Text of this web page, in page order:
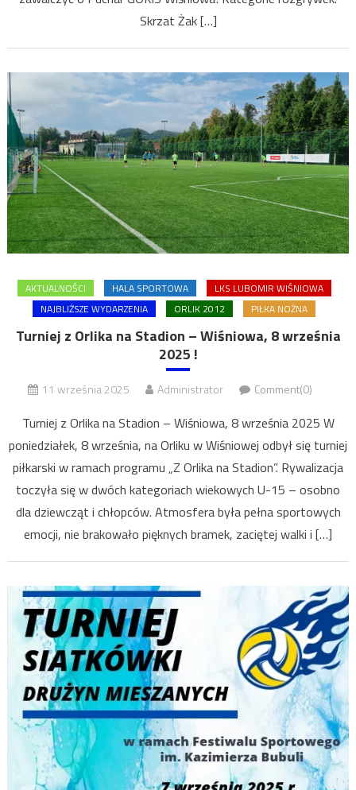
Skrzat Żak […]
AKTUALNOŚCI HALA SPORTOWA
LKS LUBOMIR WIŚNIOWA
NAJBLIŻSZE WYDARZENIA
ORLIK 2012 PIŁKA NOŻNA
Turniej z Orlika na Stadion – Wiśniowa, 8 września
2025 !
11 września 2025 Administrator Comment(0)
Turniej z Orlika na Stadion – Wiśniowa, 8 września 2025 W
poniedziałek, 8 września, na Orliku w Wiśniowej odbył się turniej
piłkarski w ramach programu „Z Orlika na Stadion”. Rywalizacja
toczyła się w dwóch kategoriach wiekowych U-15 – osobno
dla dziewcząt i chłopców. Atmosfera była pełna sportowych
emocji, nie brakowało pięknych bramek, zaciętej walki i […]